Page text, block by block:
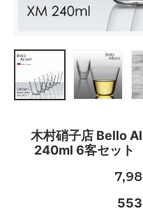
木村硝子店 Bello
240ml 6客セット
553